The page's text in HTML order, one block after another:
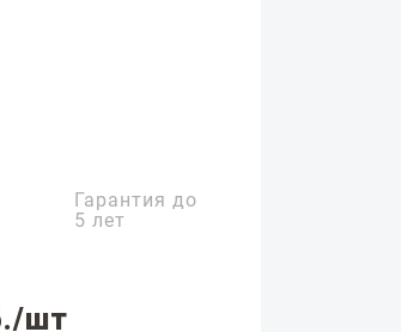
Гарантия до
5 лет
шт